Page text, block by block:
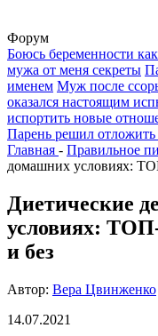
Форум
Боюсь беременности
мужа от меня секреты
именем Муж после
оказался настоящим
испортить новые
Парень решил отложить
Главная - Правильное
домашних условиях:
Диетические
условиях:
и без
Автор: Вера Цвинженко
14.07.2021